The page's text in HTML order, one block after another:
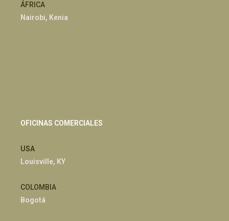
ÁFRICA
Nairobi, Kenia
OFICINAS COMERCIALES
USA
Louisville, KY
COLOMBIA
Bogotá